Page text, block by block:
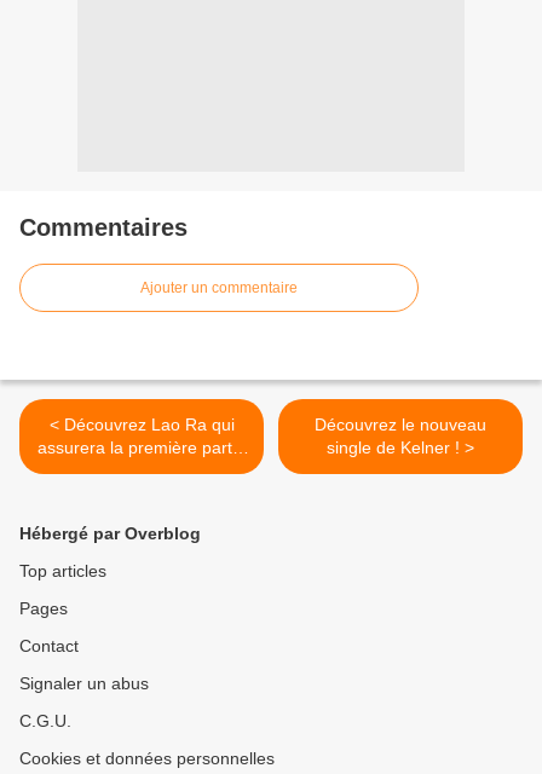
Commentaires
Ajouter un commentaire
< Découvrez Lao Ra qui
assurera la première partie
d’Izzy Bizu ce soir au Café
Découvrez le nouveau
single de Kelner ! >
Hébergé par Overblog
Top articles
Pages
Contact
Signaler un abus
C.G.U.
Cookies et données personnelles